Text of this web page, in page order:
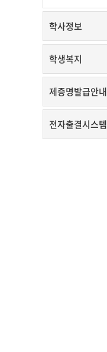
학사정보
학생복지
제증명발급안내
전자출결시스템